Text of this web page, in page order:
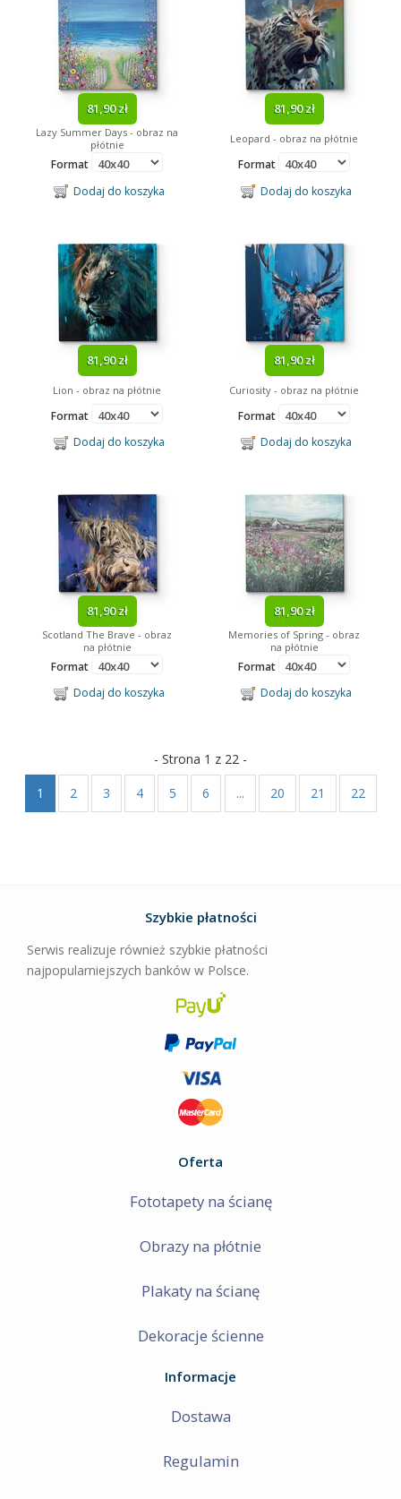
81,90 zł
Lazy Summer Days - obraz na
płótnie
Format
Dodaj do koszyka
81,90 zł
Leopard - obraz na płótnie
Format
Dodaj do koszyka
81,90 zł
Lion - obraz na płótnie
Format
Dodaj do koszyka
81,90 zł
Curiosity - obraz na płótnie
Format
Dodaj do koszyka
81,90 zł
Scotland The Brave - obraz
na płótnie
Format
Dodaj do koszyka
81,90 zł
Memories of Spring - obraz
na płótnie
Format
Dodaj do koszyka
- Strona 1 z 22 -
1
2 3 4 5 6 ... 20 21 22
Szybkie płatności
Serwis realizuje również szybkie płatności
najpopularniejszych banków w Polsce.
Oferta
Fototapety na ścianę
Obrazy na płótnie
Plakaty na ścianę
Dekoracje ścienne
Informacje
Dostawa
Regulamin